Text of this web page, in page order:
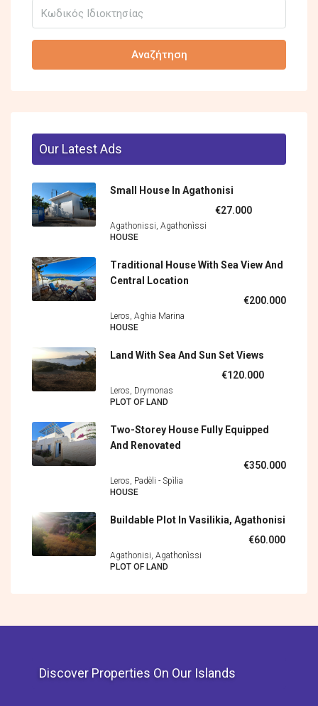
Αναζήτηση
Our Latest Ads
Small House In Agathonisi
€27.000
Agathonissi, Agathonìssi
HOUSE
Traditional House With Sea View And
Central Location
€200.000
Leros, Aghia Marina
HOUSE
Land With Sea And Sun Set Views
€120.000
Leros, Drymonas
PLOT OF LAND
Two-Storey House Fully Equipped
And Renovated
€350.000
Leros, Padèli - Spìlia
HOUSE
Buildable Plot In Vasilikia, Agathonisi
€60.000
Agathonisi, Agathonìssi
PLOT OF LAND
Discover Properties On Our Islands